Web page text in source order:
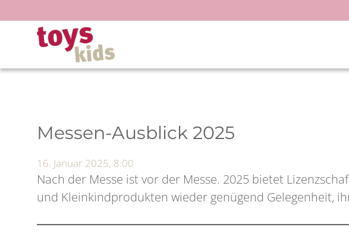
Inhalt
springen
Messen-Ausblick 2025
16. Januar 2025, 8:00
Nach der Messe ist vor der Messe. 2025 bietet
und Kleinkindprodukten wieder genügend Gelegenheit,